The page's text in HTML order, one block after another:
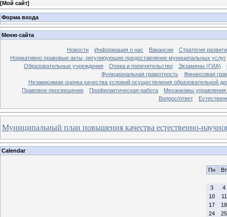
[Мой сайт]
Форма входа
Меню сайта
Новости Информация о нас Вакансии
Стратегия
Нормативно правовые акты, регулирующие предоставление муниципальных услуг
Образовательные учреждения
Опека и попечительство Экзамены (ГИА)
Функциональная грамотность
Финансовая
Независимая оценка качества условий осуществления образовательной
Правовое просвещение
Профилактическая работа
Механизмы управления
Вопрос/ответ
Муниципальный план повышения качества естественно-
Calendar
Пн
Вт
3
4
10
11
17
18
24
25